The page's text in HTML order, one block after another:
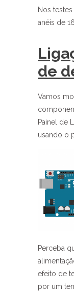
Nos
anéis de
de
Vamos
Painel de
usando o
Perceba
efeito de
por um